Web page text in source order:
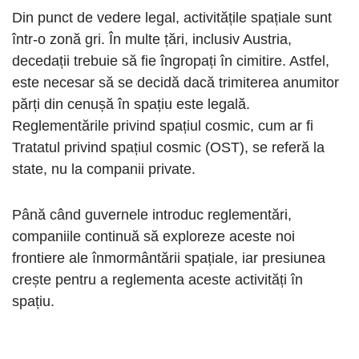
Din punct de vedere legal, activitățile spațiale sunt
într-o zonă gri. În multe țări, inclusiv Austria,
decedații trebuie să fie îngropați în cimitire. Astfel,
este necesar să se decidă dacă trimiterea anumitor
părți din cenușă în spațiu este legală.
Reglementările privind spațiul cosmic, cum ar fi
Tratatul privind spațiul cosmic (OST), se referă la
state, nu la companii private.
Până când guvernele introduc reglementări,
companiile continuă să exploreze aceste noi
frontiere ale înmormântării spațiale, iar presiunea
crește pentru a reglementa aceste activități în
spațiu.